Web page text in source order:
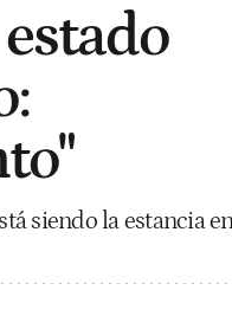
siendo la estancia